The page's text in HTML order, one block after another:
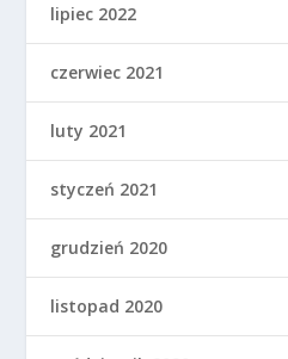
lipiec 2022
czerwiec 2021
luty 2021
styczeń 2021
grudzień 2020
listopad 2020